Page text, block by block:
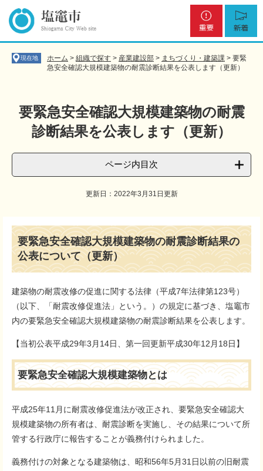
の
ー
現在地 ホーム > 組織で探す > 産業建設部 > まちづくり・建築課 > 要緊
急安全確認大規模建築物の耐震診断結果を公表します（更新）
要緊急安全確認大規模建築物の耐震
診断結果を公表します（更新）
ページ内目次
更新日：2022年3月31日更新
要緊急安全確認大規模建築物の耐震診断結果の
公表について（更新）
建築物の耐震改修の促進に関する法律（平成7年法律第123号）
（以下、「耐震改修促進法」という。）の規定に基づき、塩竈市
内の要緊急安全確認大規模建築物の耐震診断結果を公表します。
【当初公表平成29年3月14日、第一回更新平成30年12月18日】
要緊急安全確認大規模建築物とは
平成25年11月に耐震改修促進法が改正され、要緊急安全確認大
規模建築物の所有者は、耐震診断を実施し、その結果について所
管する行政庁に報告することが義務付けられました。
義務付けの対象となる建築物は、昭和56年5月31日以前の旧耐震